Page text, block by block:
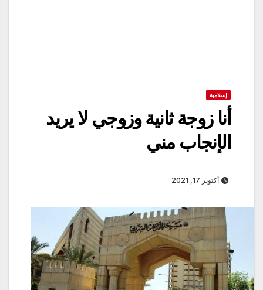
إسلامية
أنا زوجة ثانية وزوجي لا يريد
الإنجاب مني
أكتوبر 17, 2021